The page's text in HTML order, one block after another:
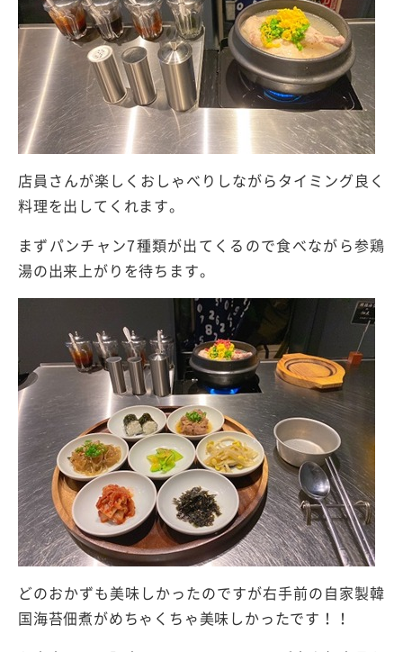
店員さんが楽しくおしゃべりしながらタイミング良く
料理を出してくれます。
まずパンチャン7種類が出てくるので食べながら参鶏
湯の出来上がりを待ちます。
どのおかずも美味しかったのですが右手前の自家製韓
国海苔佃煮がめちゃくちゃ美味しかったです！！